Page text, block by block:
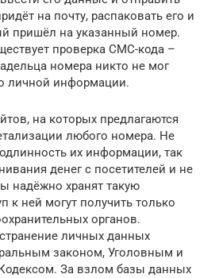
на почту, распаковать его и
пришёл на указанный номер.
проверка СМС-кода –
номера никто не мог
личной информации.
на которых предлагаются
любого номера. Не
их информации, так
денег с посетителей и не
надёжно хранят такую
к ней могут получить только
органов.
личных данных
законом, Уголовным и
За взлом базы данных